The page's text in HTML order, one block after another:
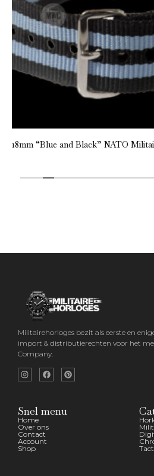
18mm “Blue and Black” NATO
Militairehorloges bezit als eerste en
import & distributierechten voor het
Company.
Snel menu
Home
Over ons
Contact
Account
Shop